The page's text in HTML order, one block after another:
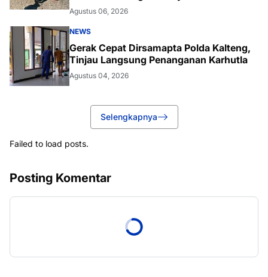
Agustus 06, 2026
NEWS
Gerak Cepat Dirsamapta Polda Kalteng,
Tinjau Langsung Penanganan Karhutla
Agustus 04, 2026
Selengkapnya
Failed to load posts.
Posting Komentar